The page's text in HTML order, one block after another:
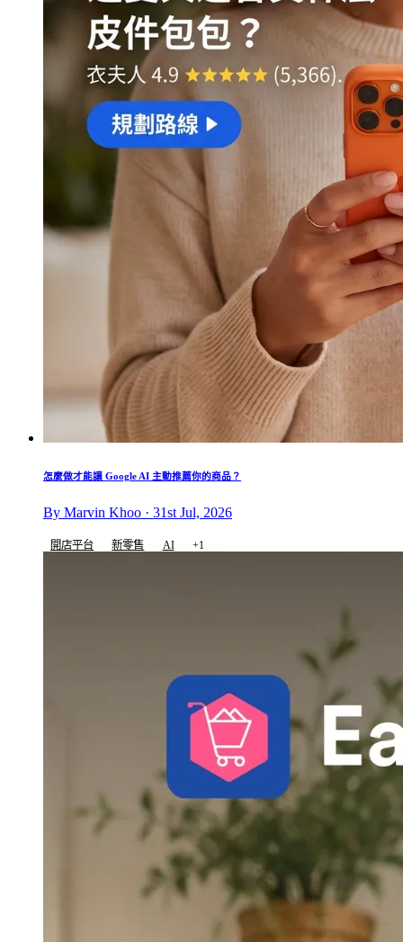
怎麼做才能讓 Google AI 主動推薦你的商品？
By Marvin Khoo · 31st Jul, 2026
開店平台 新零售 AI +1